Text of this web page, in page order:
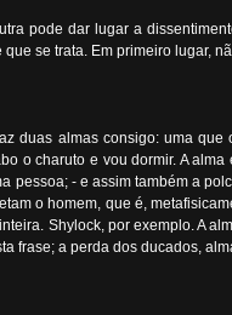
pode dar lugar a
se trata. Em primeiro lugar,
duas almas consigo: uma
o charuto e vou dormir. A
pessoa; - e assim também a
o homem, que é,
Shylock, por exemplo. A
frase; a perda dos ducados,